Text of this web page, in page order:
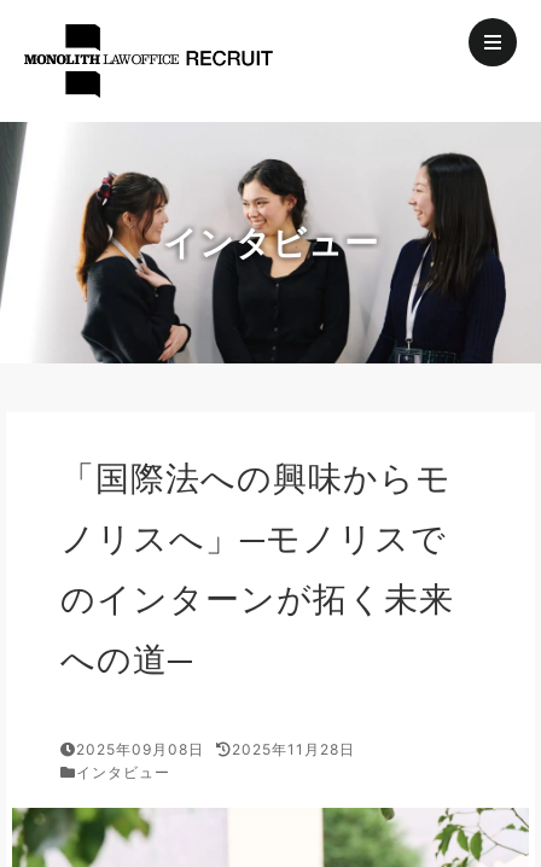
インタビュー
「国際法への興味からモ
ノリスへ」─モノリスで
のインターンが拓く未来
への道─
2025年09月08日
2025年11月28日
インタビュー